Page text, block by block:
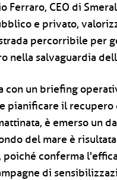
CEO di
e privato,
percorribile per
nella salvaguardia
con un briefing
pianificare il recupero
è emerso un
del mare è
conferma
di